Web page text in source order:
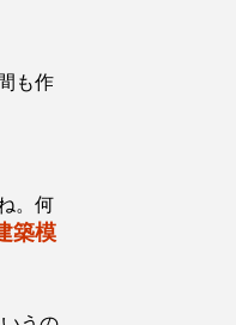
も作
。何
築模